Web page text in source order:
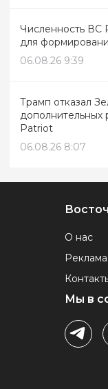
Численность ВС
для
06.08.26 9:39
Трамп отказал
дополнительных
Patriot
06.08.26 8:07
О нас
Реклама
Мы в